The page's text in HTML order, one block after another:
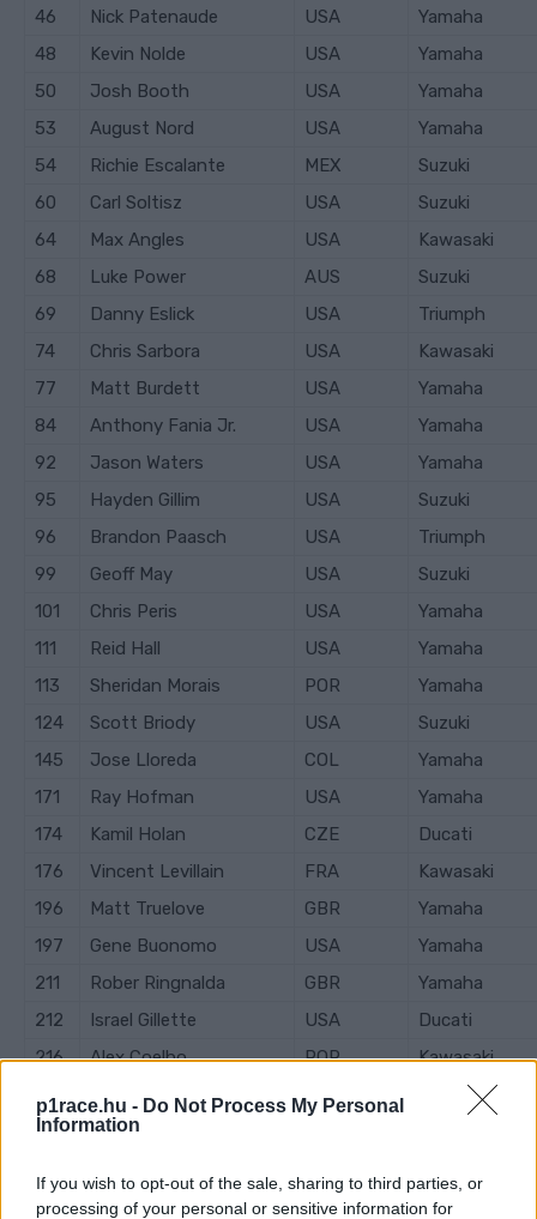
p1race.hu - Do Not Process My Personal
Information
If you wish to opt-out of the sale, sharing to third parties, or
processing of your personal or sensitive information for
46 Nick Patenaude USA
Yamaha
48
Kevin Nolde USA
Yamaha
50
Josh Booth USA
Yamaha
53
August Nord USA
Yamaha
54
Richie Escalante MEX
Suzuki
60
Carl Soltisz USA
Suzuki
64
Max Angles USA
Kawasaki
68
Luke Power AUS
Suzuki
69
Danny Eslick USA
Triumph
74
Chris Sarbora USA
Kawasaki
77
Matt Burdett USA
Yamaha
84
Anthony Fania Jr. USA
Yamaha
92
Jason Waters USA
Yamaha
95
Hayden Gillim USA
Suzuki
96
Brandon Paasch USA
Triumph
99
Geoff May USA
Suzuki
101
Chris Peris USA
Yamaha
111
Reid Hall USA
Yamaha
113
Sheridan Morais POR
Yamaha
124
Scott Briody USA
Suzuki
145
Jose Lloreda COL
Yamaha
171
Ray Hofman USA
Yamaha
174
Kamil Holan CZE
Ducati
176
Vincent Levillain FRA
Kawasaki
196
Matt Truelove GBR
Yamaha
197
Gene Buonomo USA
Yamaha
211
Rober Ringnalda GBR
Yamaha
212
Israel Gillette USA
Ducati
216
Alex Coelho POR
Kawasaki
229
Darren James CAN
Yamaha
230
Mark Haye
303
Timothée Monot FRA
Yamaha